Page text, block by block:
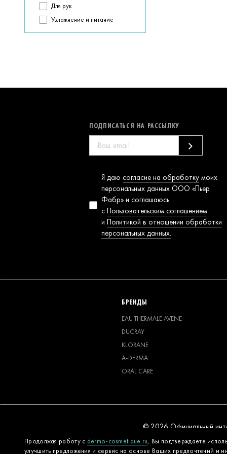
Продолжая работу с dermo-cosmetique.ru, Вы подтверждаете
улучшить предложения и сервис на основе Ваших предпочтений и
подходящие
варианты
Для рук
Увлажнение и питание
ПОДПИСАТЬСЯ НА РАССЫЛКУ
Согласие на
обработку
персональных
данных
Я даю согласие на обработку моих
персональных данных ООО «Пьер
Фабр» и соглашаюсь
с Пользовательским соглашением
и Политикой в отношении обработки
персональных данных.
БРЕНДЫ
EAU THERMALE AVENE
DUCRAY
KLORANE
A-DERMA
ORAL CARE
© 2026 Официальный